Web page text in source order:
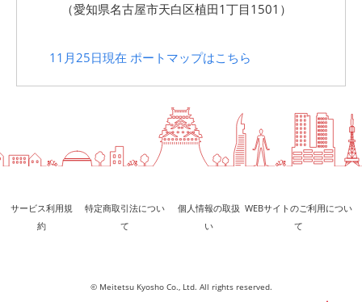
（愛知県名古屋市天白区植田1丁目1501）
11月25日現在 ポートマップはこちら
サービス利用規
約
特定商取引法につい
て
個人情報の取扱
い
WEBサイトのご利用につい
て
© Meitetsu Kyosho Co., Ltd. All rights reserved.